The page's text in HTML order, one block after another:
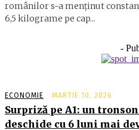
ro­mâ­nilor s-a menţinut
6,5 ki­lograme pe cap...
-
ECONOMIE MARTIE 10, 2026
Surpriză pe A1: un
deschide cu 6 luni mai